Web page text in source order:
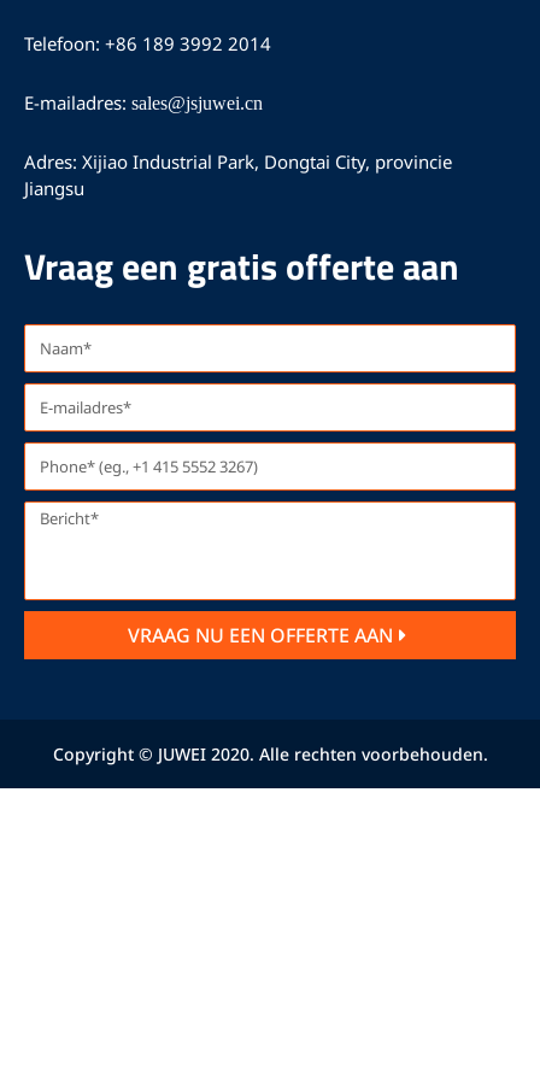
o
o
b
e
g
r
m
Telefoon: +86 189 3992 2014
E-mailadres: sales@jsjuwei.cn
Adres: Xijiao Industrial Park, Dongtai City, provincie
Jiangsu
Vraag een gratis offerte aan
VRAAG NU EEN OFFERTE AAN
Copyright © JUWEI 2020. Alle rechten voorbehouden.